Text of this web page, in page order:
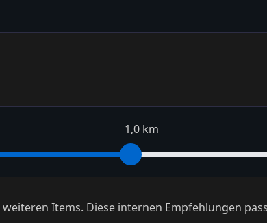
1,0 km
Items. Diese internen Empfehlungen